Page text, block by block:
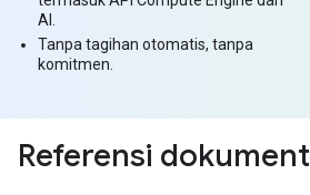
AI.
Tanpa tagihan otomatis, tanpa
komitmen.
Referensi